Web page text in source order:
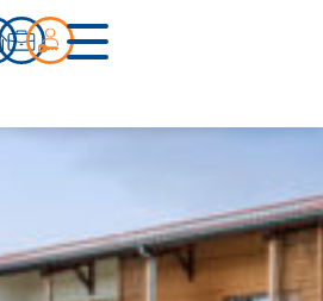
pratiques